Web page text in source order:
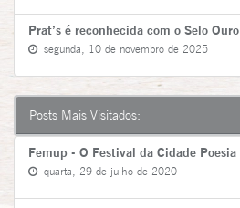
Prat’s é reconhecida com o Selo
segunda, 10 de novembro de 2025
Posts Mais Visitados:
Femup - O Festival da Cidade Poesia
quarta, 29 de julho de 2020